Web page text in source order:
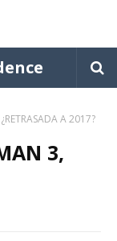
A 2017?
3,